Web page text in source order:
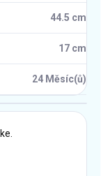
44.5 cm
17 cm
24 Měsíc(ů)